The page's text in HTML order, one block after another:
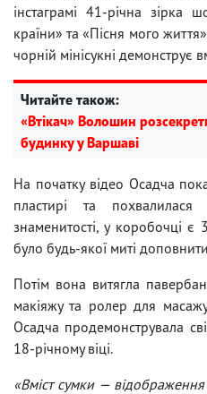
інстаграмі 41-річна зірка
країни» та «Пісня мого
чорній мінісукні демонструє
Читайте також:
«Втікач» Волошин
будинку у Варшаві
На початку відео Осадча
пластирі та
знаменитості, у коробочці
було будь-якої миті
Потім вона витягла
макіяжу та ролер для
Осадча продемонструвала
18-річному віці.
«Вміст сумки —